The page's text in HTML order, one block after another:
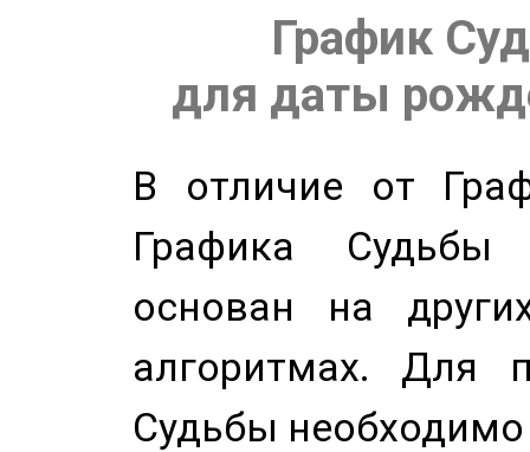
График
для даты
В отличие от
Графика
основан на
алгоритмах. Для
Судьбы